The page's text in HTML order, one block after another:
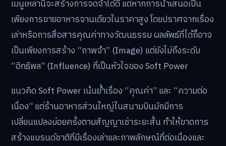
เมนูเหล่านี้จะสร้างการจดจำได้ดี แต่หากการนำเสนอเป็น
เพียงการขายอาหารจานเดียวในราคาสูง โดยปราศจากเรื่อง
เล่าหรือการสื่อสารคุณค่าทางวัฒนธรรม ผลลัพธ์ที่ได้ก็อาจ
เป็นเพียงการสร้าง “ภาพจำ” (Image) แต่ยังไม่ถึงระดับ
“อิทธิพล” (Influence) ที่เป็นหัวใจของ Soft Power
แนวคิด Soft Power เน้นย้ำเรื่อง “คุณค่า” และ “ความต่อ
เนื่อง” แต่ร้านอาหารส่วนใหญ่ในสนามบินมักมีการ
เปลี่ยนแปลงบ่อยครั้งตามสัญญาเช่าระยะสั้น ทำให้ขาดการ
สร้างแบรนด์ชาติที่มีเรื่องเล่าและภาพลักษณ์ที่ต่อเนื่องและ